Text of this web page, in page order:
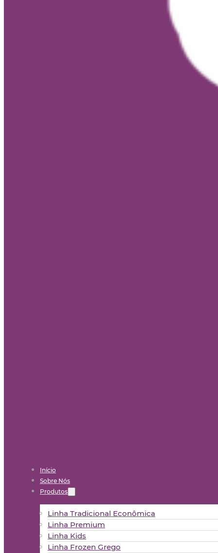
Início
Sobre Nós
Produtos
Linha Tradicional Econômica
Linha Premium
Linha Kids
Linha Frozen Grego